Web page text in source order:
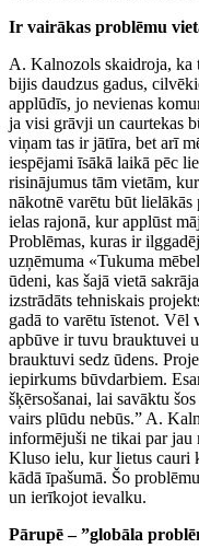
Ir vairākas problēmu
A. Kalnozols skaidroja, ka
bijis daudzus gadus,
applūdīs, jo nevienas
ja visi grāvji un caurtekas
viņam tas ir jātīra, bet arī
iespējami īsākā laikā pēc
risinājumus tām vietām,
nākotnē varētu būt lielākās
ielas rajonā, kur applūst
Problēmas, kuras ir
uzņēmuma «Tukuma
ūdeni, kas šajā vietā
izstrādāts tehniskais
gadā to varētu īstenot. Vēl
apbūve ir tuvu brauktuvei
brauktuvi sedz ūdens.
iepirkums būvdarbiem.
šķērsošanai, lai savāktu
vairs plūdu nebūs.” A.
informējuši ne tikai par jau
Kluso ielu, kur lietus cauri
kādā īpašumā. Šo
un ierīkojot ievalku.
Pārupē – ”globāla